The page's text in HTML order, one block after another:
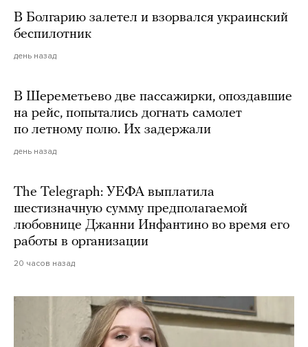
В Болгарию залетел и взорвался украинский
беспилотник
день назад
В Шереметьево две пассажирки, опоздавшие
на рейс, попытались догнать самолет
по летному полю. Их задержали
день назад
The Telegraph: УЕФА выплатила
шестизначную сумму предполагаемой
любовнице Джанни Инфантино во время его
работы в организации
20 часов назад